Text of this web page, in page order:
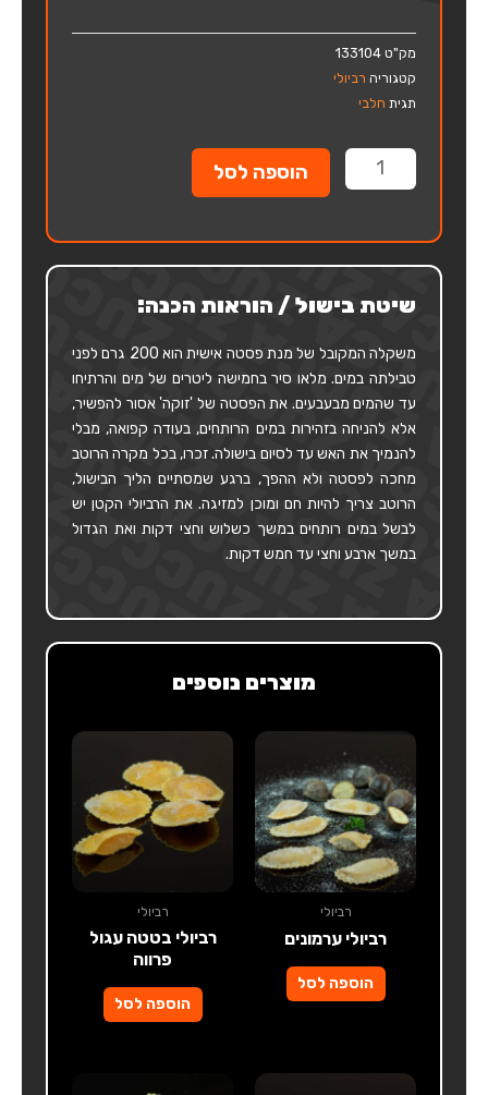
מק"ט 133104
קטגוריה רביולי
תגית חלבי
כמות
של
ארטישוק
הוספה לסל
שיטת בישול / הוראות הכנה:
משקלה המקובל של מנת פסטה אישית הוא 200 גרם לפני
טבילתה במים. מלאו סיר בחמישה ליטרים של מים והרתיחו
עד שהמים מבעבעים. את הפסטה של 'זוקה' אסור להפשיר,
אלא להניחה בזהירות במים הרותחים, בעודה קפואה, מבלי
להנמיך את האש עד לסיום בישולה. זכרו, בכל מקרה הרוטב
מחכה לפסטה ולא ההפך, ברגע שמסתיים הליך הבישול,
הרוטב צריך להיות חם ומוכן למזיגה. את הרביולי הקטן יש
לבשל במים רותחים במשך כשלוש וחצי דקות ואת הגדול
במשך ארבע וחצי עד חמש דקות.
מוצרים נוספים
רביולי
רביולי ערמונים
הוספה לסל
רביולי
רביולי בטטה עגול
פרווה
הוספה לסל